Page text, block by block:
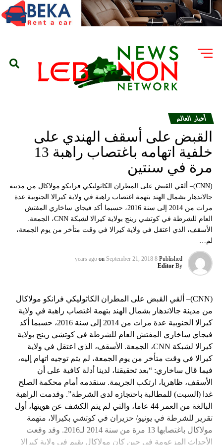
أخبار العالم
القبض على أسقف الهندي على
خلفية اتهامه باغتصاب راهبة 13
مرة في سنتين
(CNN)– ألقي القبض على المطران الكاثوليكي فرانكو مولاكال من مدينة
جالاندهار بشمال الهند بتهمة اغتصاب راهبة في ولاية كيرالا الجنوبية عدة
مرات من 2014 إلى سنة 2016، حسبما أكد فيجاي ساخاري المفتش
العام للشرطة في كوتشي رينج بولاية كيرالا لشبكة CNN، الجمعة.
الأسقف، الذي اعتقل في ولاية كيرالا في وقت متأخر من يوم الجمعة،
لم…
Published
8 years ago
on September 21, 2018
By
Editor
(CNN)– ألقي القبض على المطران الكاثوليكي فرانكو مولاكال
من مدينة جالاندهار بشمال الهند بتهمة اغتصاب راهبة في ولاية
كيرالا الجنوبية عدة مرات من 2014 إلى سنة 2016، حسبما أكد
فيجاي ساخاري المفتش العام للشرطة في كوتشي رينج بولاية
كيرالا لشبكة CNN، الجمعة. الأسقف، الذي اعتقل في ولاية
كيرالا في وقت متأخر من يوم الجمعة، لم يتم توجيه اتهام إليه،
فيما قال ساخاري: “بعد تحقيقنا، لدينا أدلة كافية على أن
الأسقف، ظاهريا، ارتكب الجريمة. سنقدمه أمام محكمة الصلح
غدا (السبت) للمطالبة باحتجازه لدى الشرطة”. وقدمت الراهبة
البالغة من العمر 44 عاما، والتي لم يتم الكشف عن هويتها، أول
تقرير للشرطة في يونيو/ حزيران في كوتشي بكيرالا، متهمة
مولاكال باغتصابها 13 مرة من سنة 2014 لـ2016. وقد وقعت
الأحداث المزعومة في حين كان مولاكال يقيم في ولاية كيرالا